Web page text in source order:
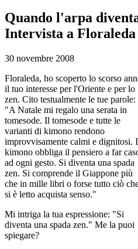
Quando l'arpa
Intervista a Floraleda
30 novembre 2008
Floraleda, ho scoperto lo scorso
il tuo interesse per l'Oriente e per lo
zen. Cito testualmente le tue parole:
"A Natale mi regalo una serata in
tomesode. Il tomesode e tutte le
varianti di kimono rendono
improvvisamente calmi e dignitosi.
kimono obbliga il pensiero a far
ad ogni gesto. Si diventa una spada
zen. Si comprende il Giappone più
che in mille libri o forse tutto ciò
si è letto acquista senso."
Mi intriga la tua espressione: "Si
diventa una spada zen." Me la puoi
spiegare?